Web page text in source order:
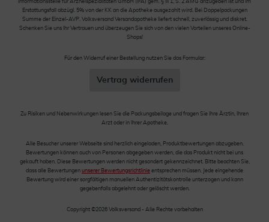
Informationsstelle für Arzneispezialitäten GmbH (IFA) gem. § III 1, S. 2 AMG anzugeben ist und im
Erstattungsfall abzügl. 5% von der KK an die Apotheke ausgezahlt wird. Bei Doppelpackungen
Summe der Einzel-AVP. Volksversand Versandapotheke liefert schnell, zuverlässig und diskret.
Schenken Sie uns Ihr Vertrauen und überzeugen Sie sich von den vielen Vorteilen unseres Online-
Shops!
Für den Widerruf einer Bestellung nutzen Sie das Formular:
Vertrag widerrufen
Zu Risiken und Nebenwirkungen lesen Sie die Packungsbeilage und fragen Sie Ihre Ärztin, Ihren
Arzt oder in Ihrer Apotheke.
Alle Besucher unserer Webseite sind herzlich eingeladen, Produktbewertungen abzugeben.
Bewertungen können auch von Personen abgegeben werden, die das Produkt nicht bei uns
gekauft haben. Diese Bewertungen werden nicht gesondert gekennzeichnet. Bitte beachten Sie,
dass alle Bewertungen unserer Bewertungsrichtlinie entsprechen müssen. Jede eingehende
Bewertung wird einer sorgfältigen manuellen Authentizitätskontrolle unterzogen und kann
gegebenfalls abgelehnt oder gelöscht werden.
Copyright ©2026 Volksversand - Alle Rechte vorbehalten